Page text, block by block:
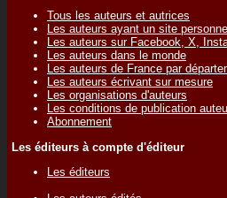
Tous les auteurs et autrices
Les auteurs ayant un site personnel
Les auteurs sur Facebook, X,
Les auteurs dans le monde
Les auteurs de France par
Les auteurs écrivant sur mesure
Les organisations d'auteurs
Les conditions de publication
Abonnement
Les éditeurs à compte d'éditeur
Les éditeurs